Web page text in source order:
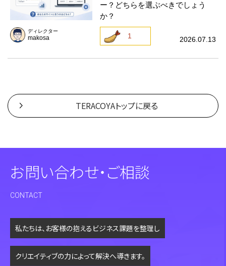
ディレクター
makosa
ー？どちらを選ぶべきでしょう
か？
1 2026.07.13
TERACOYAトップに戻る
お問い合わせ・ご相談
CONTACT
私たちは、お客様の抱えるビジネス課題を整理し
クリエイティブの力によって解決へ導きます。